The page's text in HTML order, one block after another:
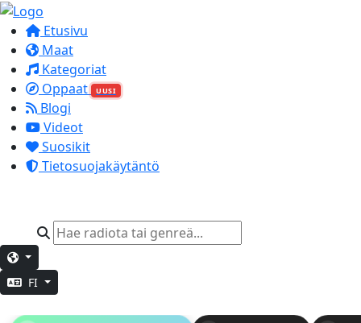
Etusivu
Maat
Kategoriat
Oppaat
UUSI
Blogi
Videot
Suosikit
Tietosuojakäytäntö
FI